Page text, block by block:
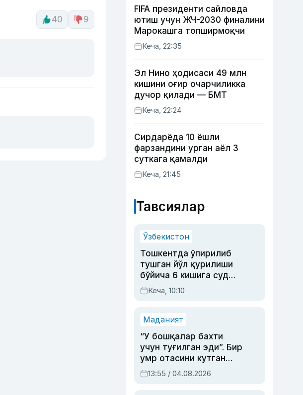
40 9
FIFA президенти сайловда
ютиш учун ЖЧ-2030 финалини
Марокашга топширмоқчи
Кеча, 22:35
Эл Нино ҳодисаси 49 млн
кишини оғир очарчиликка
дучор қилади — БМТ
Кеча, 22:24
Сирдарёда 10 ёшли
фарзандини урган аёл 3
суткага қамалди
Кеча, 21:45
Тавсиялар
Ўзбекистон
Тошкентда ўпирилиб
тушган йўл қурилиши
бўйича 6 кишига суд
ҳукми ўқилди
Кеча, 10:10
Маданият
“У бошқалар бахти
учун туғилган эди”. Бир
умр отасини кутган
актриса ва дубльяж
устаси Римма
13:55 / 04.08.2026